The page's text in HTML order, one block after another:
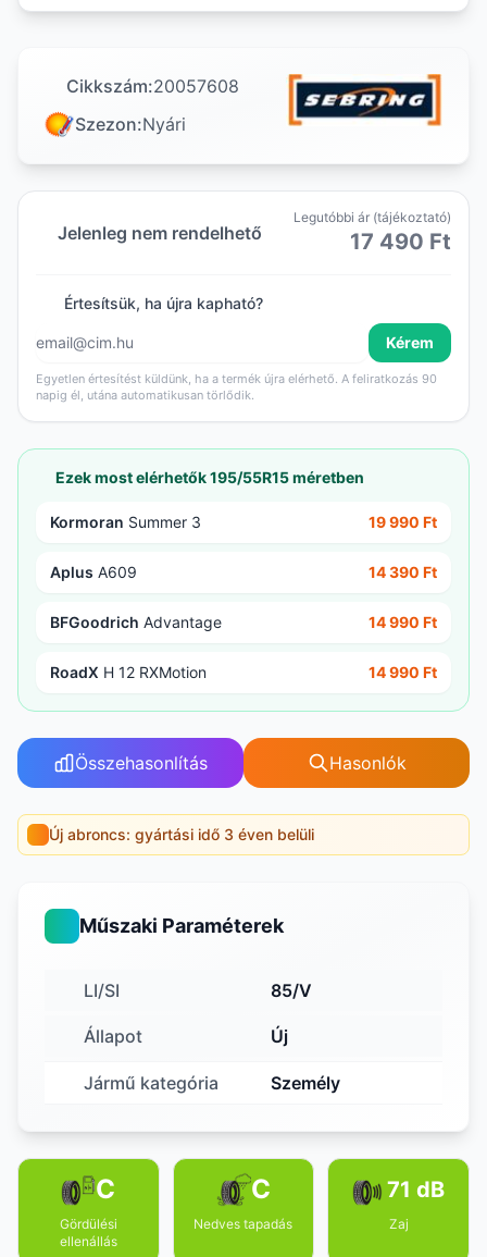
Cikkszám:20057608
Szezon:Nyári
Jelenleg nem rendelhető
Legutóbbi ár (tájékoztató)
17 490 Ft
Értesítsük, ha újra kapható?
Kérem
Egyetlen értesítést küldünk, ha a termék újra elérhető. A feliratkozás 90
napig él, utána automatikusan törlődik.
Ezek most elérhetők 195/55R15 méretben
Kormoran Summer 3 19 990 Ft
Aplus A609 14 390 Ft
BFGoodrich Advantage 14 990 Ft
RoadX H 12 RXMotion 14 990 Ft
Összehasonlítás Hasonlók
Új abroncs: gyártási idő 3 éven belüli
Műszaki Paraméterek
LI/SI 85/V
Állapot Új
Jármű kategória Személy
C
Gördülési
ellenállás
C
Nedves tapadás
71 dB
Zaj